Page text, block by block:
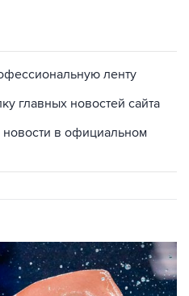
ленту
главных новостей сайта
в официальном